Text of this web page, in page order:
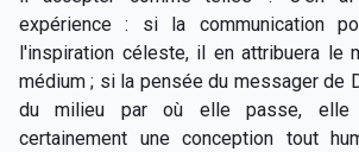
expérience : si la communication
l'inspiration céleste, il en attribuera le
médium ; si la pensée du messager de
du milieu par où elle passe, elle
certainement une conception tout